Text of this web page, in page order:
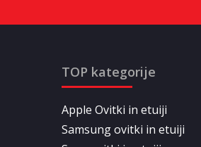
TOP kategorije
Apple Ovitki in etuiji
Samsung ovitki in etuiji